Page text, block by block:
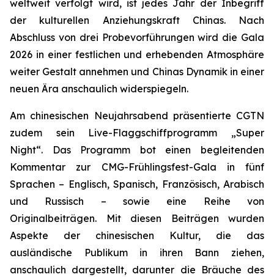
weltweit verfolgt wird, ist jedes Jahr der Inbegriff
der kulturellen Anziehungskraft Chinas. Nach
Abschluss von drei Probevorführungen wird die Gala
2026 in einer festlichen und erhebenden Atmosphäre
weiter Gestalt annehmen und Chinas Dynamik in einer
neuen Ära anschaulich widerspiegeln.
Am chinesischen Neujahrsabend präsentierte CGTN
zudem sein Live-Flaggschiffprogramm „Super
Night“. Das Programm bot einen begleitenden
Kommentar zur CMG-Frühlingsfest-Gala in fünf
Sprachen – Englisch, Spanisch, Französisch, Arabisch
und Russisch – sowie eine Reihe von
Originalbeiträgen. Mit diesen Beiträgen wurden
Aspekte der chinesischen Kultur, die das
ausländische Publikum in ihren Bann ziehen,
anschaulich dargestellt, darunter die Bräuche des